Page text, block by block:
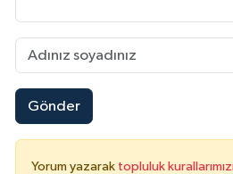
Gönder
Yorum yazarak topluluk